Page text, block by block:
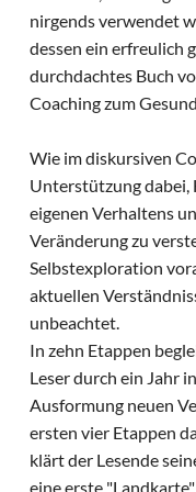
nirgends verwendet
dessen ein erfreulich
durchdachtes Buch
Coaching zum
Wie im diskursiven
Unterstützung dabei,
eigenen Verhaltens
Veränderung zu
Selbstexploration
aktuellen
unbeachtet.
In zehn Etappen
Leser durch ein Jahr
Ausformung neuen
ersten vier Etappen
klärt der Lesende
eine erste